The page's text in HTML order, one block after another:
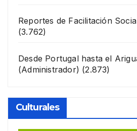
Reportes de Facilitación
(3.762)
Desde Portugal hasta el
(Administrador) (2.873)
Culturales